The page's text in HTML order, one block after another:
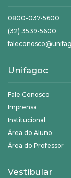
0800-037-5600
(32) 3539-5600
Unifagoc
Fale Conosco
Imprensa
Institucional
Área do Aluno
Área do Professor
Vestibular